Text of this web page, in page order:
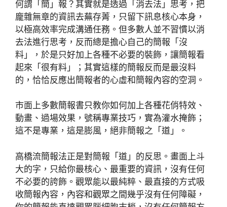
何謂「簡」報？其實就是透過「消去法」思考，把
龐雜無章的資訊去蕪存菁，只留下訊息核心本身，
以極高效率完成溝通任務。但多數人並不習慣以消
去法進行思考，反而總是擔心自己的簡報「沒
料」，於是只好加上各種不必要的裝飾，讓簡報看
起來「很有料」；其實這樣的簡報反而是最沒料
的，恰恰反應出簡報者的心虛和簡報內容的空洞。
市面上多數簡報書只教你如何加上各種花俏特效、
動畫、過場效果，號稱專業技巧，實為灌水掩飾；
這不是專業，這是膨風，絕非簡報之「道」。
高橋流簡報法正是對簡報「道」的反思。畫面上斗
大的字，只給你最核心、最重要的資訊，沒有任何
不必要的誇飾。觀眾能以最純粹、最直接的方式吸
收簡報內容，內容和觀眾之間幾乎沒有任何障礙，